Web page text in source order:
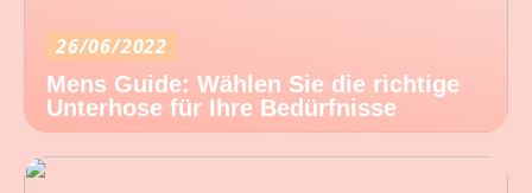
26/06/2022
Mens Guide: Wählen Sie die richtige
Unterhose für Ihre Bedürfnisse